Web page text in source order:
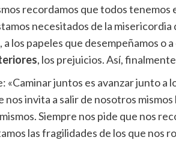
recordamos que todos tenemos
necesitados de la
a los papeles que desempeñamos
, los prejuicios. Así,
«Caminar juntos es avanzar junto a
nos invita a salir de nosotros
Siempre nos pide que nos
las fragilidades de los que nos